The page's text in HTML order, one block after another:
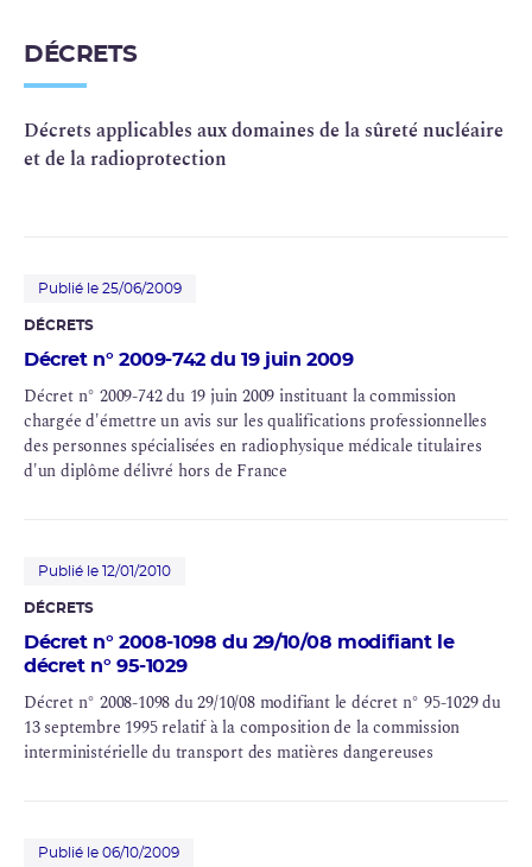
DÉCRETS
Décrets applicables aux domaines de la sûreté nucléaire
et de la radioprotection
Publié le 25/06/2009
DÉCRETS
Décret n° 2009-742 du 19 juin 2009
Décret n° 2009-742 du 19 juin 2009 instituant la commission
chargée d'émettre un avis sur les qualifications professionnelles
des personnes spécialisées en radiophysique médicale titulaires
d'un diplôme délivré hors de France
Publié le 12/01/2010
DÉCRETS
Décret n° 2008-1098 du 29/10/08 modifiant le
décret n° 95-1029
Décret n° 2008-1098 du 29/10/08 modifiant le décret n° 95-1029 du
13 septembre 1995 relatif à la composition de la commission
interministérielle du transport des matières dangereuses
Publié le 06/10/2009